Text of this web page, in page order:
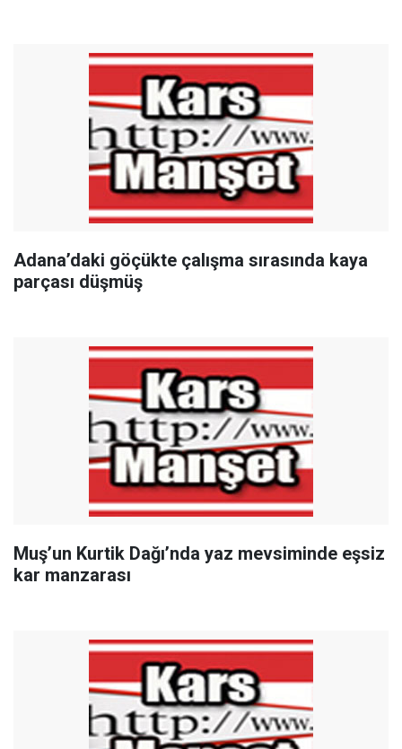
Adana’daki göçükte çalışma sırasında kaya
parçası düşmüş
Muş’un Kurtik Dağı’nda yaz mevsiminde eşsiz
kar manzarası